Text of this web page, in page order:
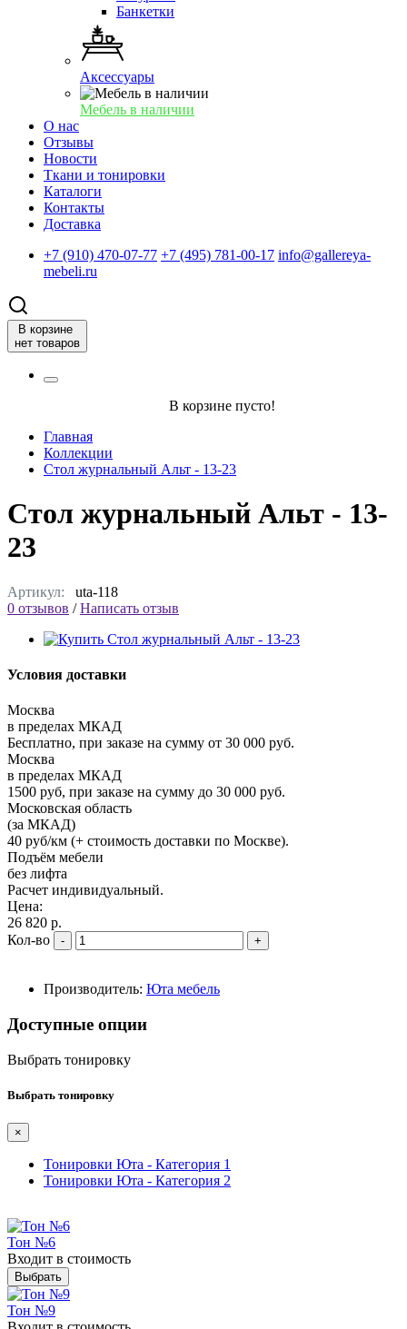
Банкетки
Аксессуары
Мебель в наличии
О нас
Отзывы
Новости
Ткани и тонировки
Каталоги
Контакты
Доставка
+7 (910) 470-07-77 +7 (495) 781-00-17 info@gallereya-
mebeli.ru
В корзине
нет товаров
В корзине пусто!
Главная
Коллекции
Стол журнальный Альт - 13-23
Стол журнальный Альт - 13-
23
Артикул: uta-118
0 отзывов /Написать отзыв
Условия доставки
Москва
в пределах МКАД
Бесплатно, при заказе на сумму от 30 000 руб.
Москва
в пределах МКАД
1500 руб, при заказе на сумму до 30 000 руб.
Московская область
(за МКАД)
40 руб/км (+ стоимость доставки по Москве).
Подъём мебели
без лифта
Расчет индивидуальный.
Цена:
26 820 р.
Кол-во
- +
Производитель: Юта мебель
Доступные опции
Выбрать тонировку
Выбрать тонировку
×
Тонировки Юта - Категория 1
Тонировки Юта - Категория 2
Тон №6
Входит в стоимость
Выбрать
Тон №9